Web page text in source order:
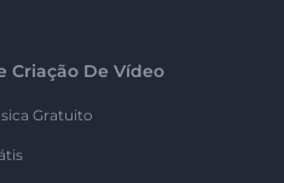
Criação De Vídeo
Gratuito